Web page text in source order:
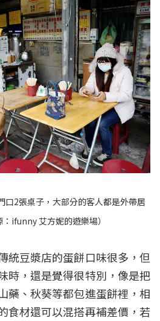
2張桌子，大部分的客人都是外帶居
ifunny 艾方妮的遊樂場）
統豆漿店的蛋餅口味很多，但
時，還是覺得很特別，像是把
藥、秋葵等都包進蛋餅裡，相
食材還可以混搭再補差價，若